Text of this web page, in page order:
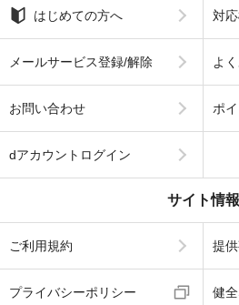
はじめての方へ 対
メールサービス登録/解除 よ
お問い合わせ ポ
dアカウントログイン
サイト情報
ご利用規約 提
プライバシーポリシー 健